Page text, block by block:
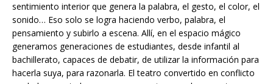
sentimiento interior que genera la palabra, el gesto, el color, el
sonido… Eso solo se logra haciendo verbo, palabra, el
pensamiento y subirlo a escena. Allí, en el espacio mágico
generamos generaciones de estudiantes, desde infantil al
bachillerato, capaces de debatir, de utilizar la información para
hacerla suya, para razonarla. El teatro convertido en conflicto